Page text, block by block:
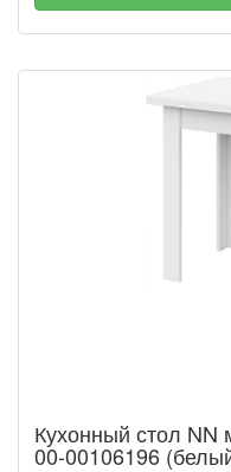
Кухонный стол
00-00106196